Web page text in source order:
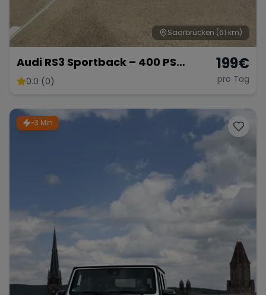
Saarbrücken (61 km)
Audi RS3 Sportback – 400 PS
Kompaktsportler
0.0 (0)
199€
pro Tag
~3 Min